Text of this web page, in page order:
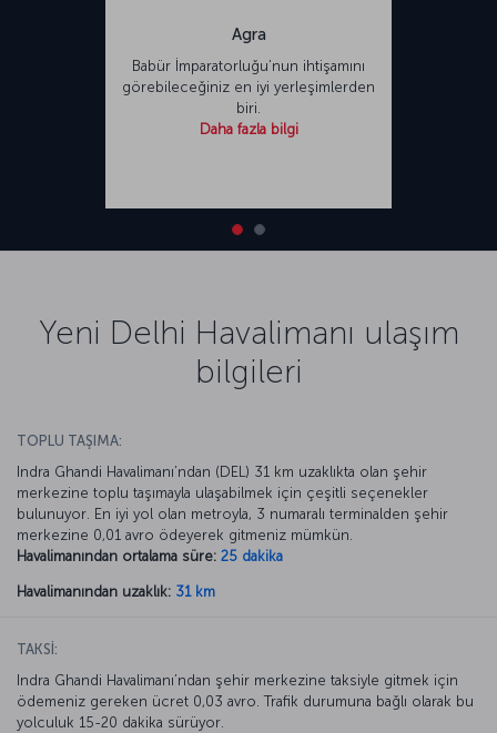
Agra
Babür İmparatorluğu’nun ihtişamını
görebileceğiniz en iyi yerleşimlerden
biri.
Daha fazla bilgi
Yeni Delhi Havalimanı ulaşım
bilgileri
TOPLU TAŞIMA:
Indra Ghandi Havalimanı’ndan (DEL) 31 km uzaklıkta olan şehir
merkezine toplu taşımayla ulaşabilmek için çeşitli seçenekler
bulunuyor. En iyi yol olan metroyla, 3 numaralı terminalden şehir
merkezine 0,01 avro ödeyerek gitmeniz mümkün.
Havalimanından ortalama süre: 25 dakika
Havalimanından uzaklık: 31 km
TAKSİ:
Indra Ghandi Havalimanı’ndan şehir merkezine taksiyle gitmek için
ödemeniz gereken ücret 0,03 avro. Trafik durumuna bağlı olarak bu
yolculuk 15-20 dakika sürüyor.